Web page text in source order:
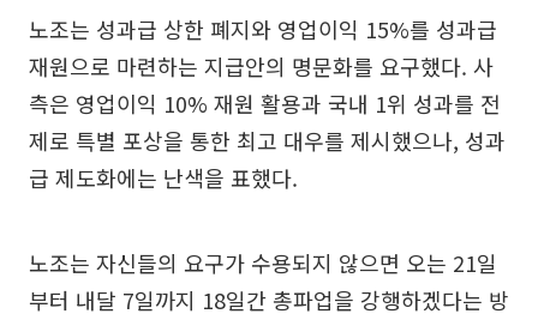
노조는 성과급 상한 폐지와 영업이익 15%를 성과급
재원으로 마련하는 지급안의 명문화를 요구했다. 사
측은 영업이익 10% 재원 활용과 국내 1위 성과를 전
제로 특별 포상을 통한 최고 대우를 제시했으나, 성과
급 제도화에는 난색을 표했다.
노조는 자신들의 요구가 수용되지 않으면 오는 21일
부터 내달 7일까지 18일간 총파업을 강행하겠다는 방